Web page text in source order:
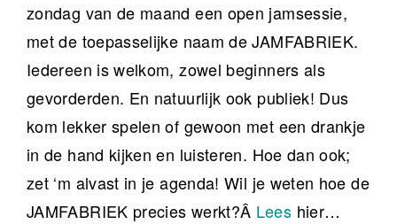
zondag van de maand een open jamsessie,
met de toepasselijke naam de JAMFABRIEK.
Iedereen is welkom, zowel beginners als
gevorderden. En natuurlijk ook publiek! Dus
kom lekker spelen of gewoon met een drankje
in de hand kijken en luisteren. Hoe dan ook;
zet ‘m alvast in je agenda! Wil je weten hoe de
JAMFABRIEK precies werkt?Â Lees hier…